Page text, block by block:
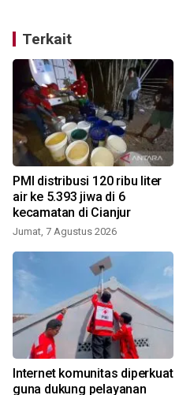
Terkait
PMI distribusi 120 ribu liter
air ke 5.393 jiwa di 6
kecamatan di Cianjur
Jumat, 7 Agustus 2026
Internet komunitas diperkuat
guna dukung pelayanan